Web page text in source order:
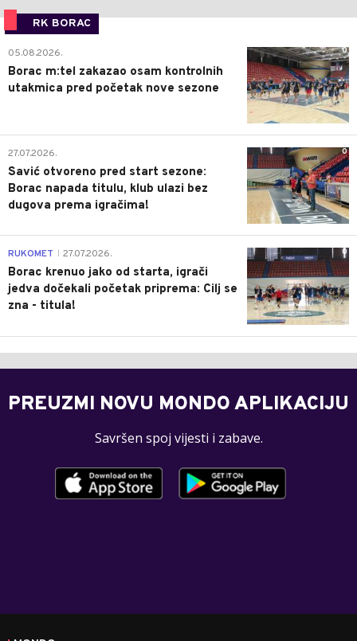
RK BORAC
0
05.08.2026.
Borac m:tel zakazao osam kontrolnih
utakmica pred početak nove sezone
0
27.07.2026.
Savić otvoreno pred start sezone:
Borac napada titulu, klub ulazi bez
dugova prema igračima!
0
RUKOMET 27.07.2026.
Borac krenuo jako od starta, igrači
jedva dočekali početak priprema: Cilj se
zna - titula!
PREUZMI NOVU MONDO APLIKACIJU
Savršen spoj vijesti i zabave.